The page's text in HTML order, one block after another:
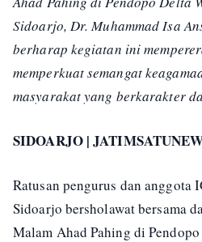
Sidoarjo, Dr. Muhammad Isa
berharap kegiatan ini
memperkuat semangat
masyarakat yang berkarakter
SIDOARJO |
Ratusan pengurus dan anggota
Sidoarjo bersholawat bersama
Malam Ahad Pahing di